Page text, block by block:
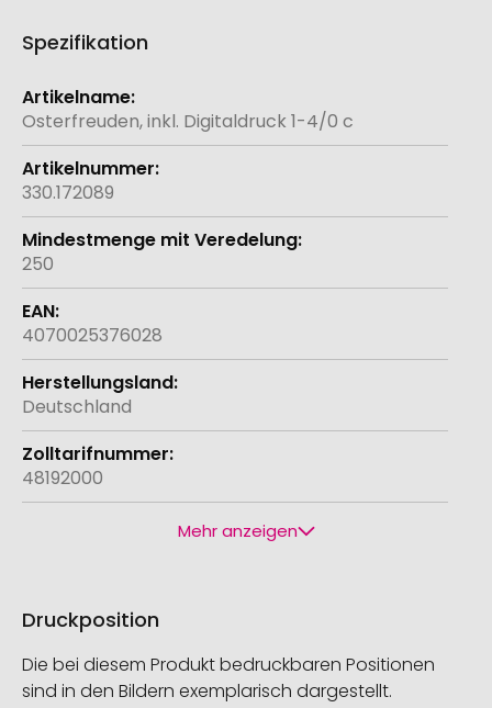
Spezifikation
Weitere
Informationen
Osterfreuden, inkl. Digitaldruck 1-4/0 c
330.172089
250
4070025376028
Deutschland
48192000
Mehr anzeigen
Druckposition
Die bei diesem Produkt bedruckbaren Positionen
sind in den Bildern exemplarisch dargestellt.